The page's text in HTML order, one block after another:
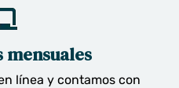
mensuales
línea y contamos con